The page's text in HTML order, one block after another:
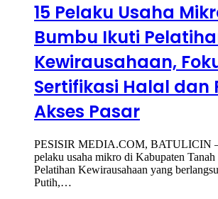
15 Pelaku Usaha
Bumbu Ikuti
Kewirausahaan,
Sertifikasi Halal dan
Akses Pasar
PESISIR MEDIA.COM, BATULICIN
pelaku usaha mikro di Kabupaten
Pelatihan Kewirausahaan yang
Putih,…